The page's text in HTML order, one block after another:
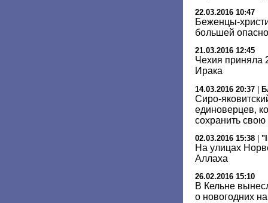
22.03.2016 10:47
Беженцы-
большей
21.03.2016 12:45
Чехия приняла
Ирака
14.03.2016 20:37 |
Сиро-
единоверцев,
сохранить свою
02.03.2016 15:38
На улицах
Аллаха
26.02.2016 15:10
В Кельне
о новогодних